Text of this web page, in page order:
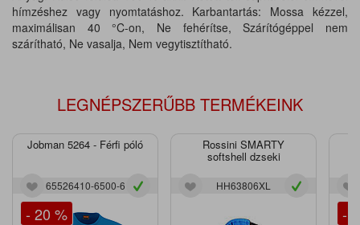
hímzéshez vagy nyomtatáshoz. Karbantartás: Mossa kézzel,
maximálisan 40 °C-on, Ne fehérítse, Szárítógéppel nem
szárítható, Ne vasalja, Nem vegytisztítható.
LEGNÉPSZERŰBB TERMÉKEINK
Jobman 5264 - Férfi póló
65526410-6500-6
- 20 %
Rossini SMARTY
softshell dzseki
HH63806XL
-